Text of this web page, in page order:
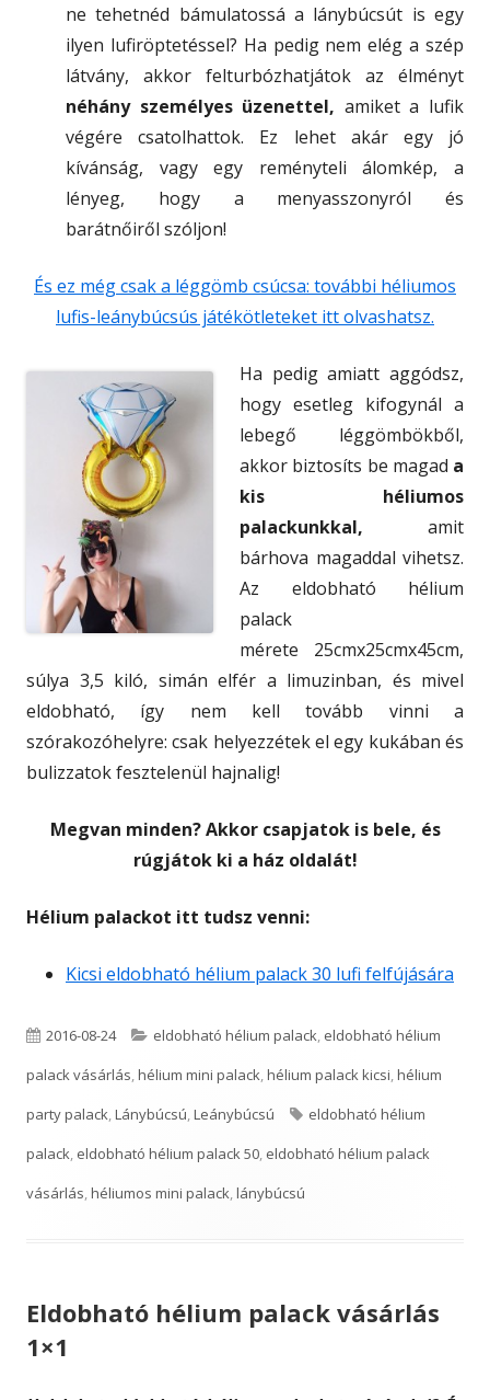
ne tehetnéd bámulatossá a lánybúcsút is egy
ilyen lufiröptetéssel? Ha pedig nem elég a szép
látvány, akkor felturbózhatjátok az élményt
néhány személyes üzenettel, amiket a lufik
végére csatolhattok. Ez lehet akár egy jó
kívánság, vagy egy reményteli álomkép, a
lényeg, hogy a menyasszonyról és
barátnőiről szóljon!
És ez még csak a léggömb csúcsa: további héliumos
lufis-leánybúcsús játékötleteket itt olvashatsz.
Ha pedig amiatt aggódsz,
hogy esetleg kifogynál a
lebegő léggömbökből,
akkor biztosíts be magad a
kis héliumos
palackunkkal, amit
bárhova magaddal vihetsz.
Az eldobható hélium
palack
mérete 25cmx25cmx45cm,
súlya 3,5 kiló, simán elfér a limuzinban, és mivel
eldobható, így nem kell tovább vinni a
szórakozóhelyre: csak helyezzétek el egy kukában és
bulizzatok fesztelenül hajnalig!
Megvan minden? Akkor csapjatok is bele, és
rúgjátok ki a ház oldalát!
Hélium palackot itt tudsz venni:
Kicsi eldobható hélium palack 30 lufi felfújására
P
u
b
l
i
e
d
2016-08-24
C
a
t
e
g
eldobható hélium palack, eldobható hélium
palack vásárlás,hélium mini palack,hélium palack kicsi,hélium
party palack,Lánybúcsú,Leánybúcsú
T
a
eldobható hélium
palack, eldobható hélium palack 50, eldobható hélium palack
vásárlás,héliumos mini palack,lánybúcsú
Eldobható hélium palack vásárlás
1×1